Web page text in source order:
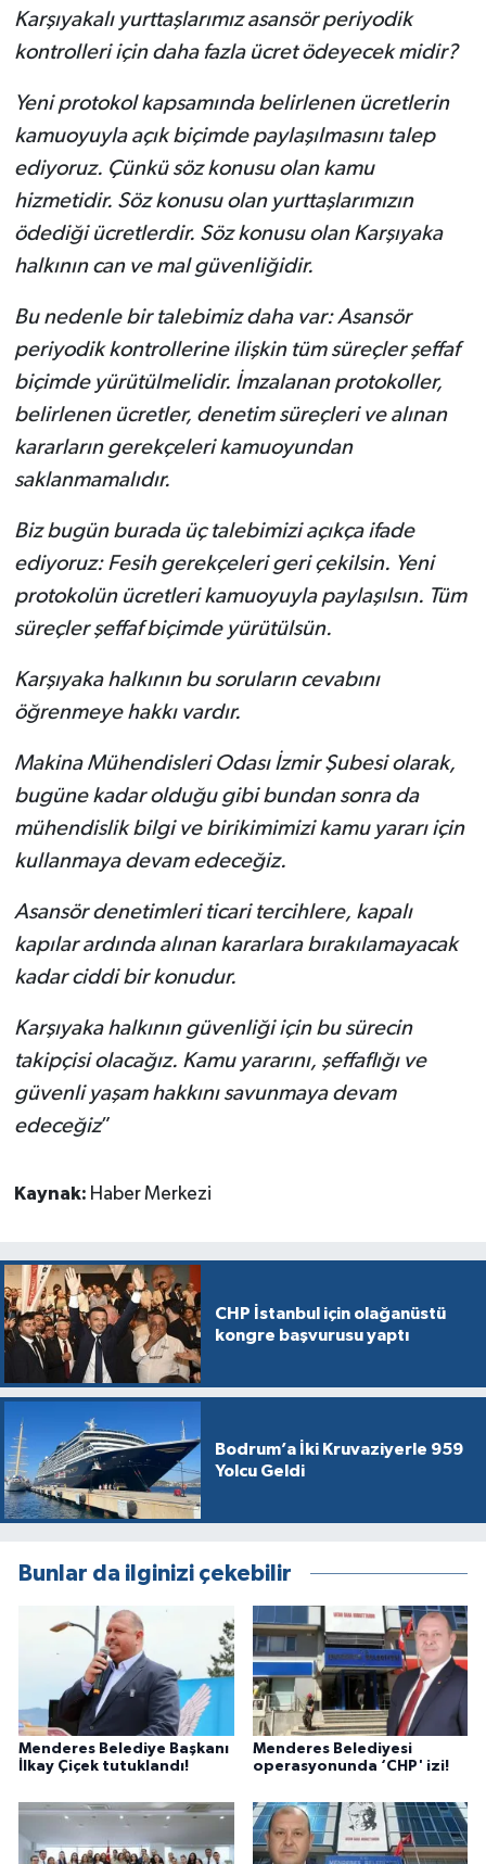
Karşıyakalı yurttaşlarımız asansör periyodik
kontrolleri için daha fazla ücret ödeyecek midir?
Yeni protokol kapsamında belirlenen ücretlerin
kamuoyuyla açık biçimde paylaşılmasını talep
ediyoruz. Çünkü söz konusu olan kamu
hizmetidir. Söz konusu olan yurttaşlarımızın
ödediği ücretlerdir. Söz konusu olan Karşıyaka
halkının can ve mal güvenliğidir.
Bu nedenle bir talebimiz daha var: Asansör
periyodik kontrollerine ilişkin tüm süreçler şeffaf
biçimde yürütülmelidir. İmzalanan protokoller,
belirlenen ücretler, denetim süreçleri ve alınan
kararların gerekçeleri kamuoyundan
saklanmamalıdır.
Biz bugün burada üç talebimizi açıkça ifade
ediyoruz: Fesih gerekçeleri geri çekilsin. Yeni
protokolün ücretleri kamuoyuyla paylaşılsın. Tüm
süreçler şeffaf biçimde yürütülsün.
Karşıyaka halkının bu soruların cevabını
öğrenmeye hakkı vardır.
Makina Mühendisleri Odası İzmir Şubesi olarak,
bugüne kadar olduğu gibi bundan sonra da
mühendislik bilgi ve birikimimizi kamu yararı için
kullanmaya devam edeceğiz.
Asansör denetimleri ticari tercihlere, kapalı
kapılar ardında alınan kararlara bırakılamayacak
kadar ciddi bir konudur.
Karşıyaka halkının güvenliği için bu sürecin
takipçisi olacağız. Kamu yararını, şeffaflığı ve
güvenli yaşam hakkını savunmaya devam
edeceğiz”
Kaynak: Haber Merkezi
CHP İstanbul için olağanüstü
kongre başvurusu yaptı
Bodrum’a İki Kruvaziyerle 959
Yolcu Geldi
Bunlar da ilginizi çekebilir
Menderes Belediye Başkanı
İlkay Çiçek tutuklandı!
Menderes Belediyesi
operasyonunda ‘CHP' izi!